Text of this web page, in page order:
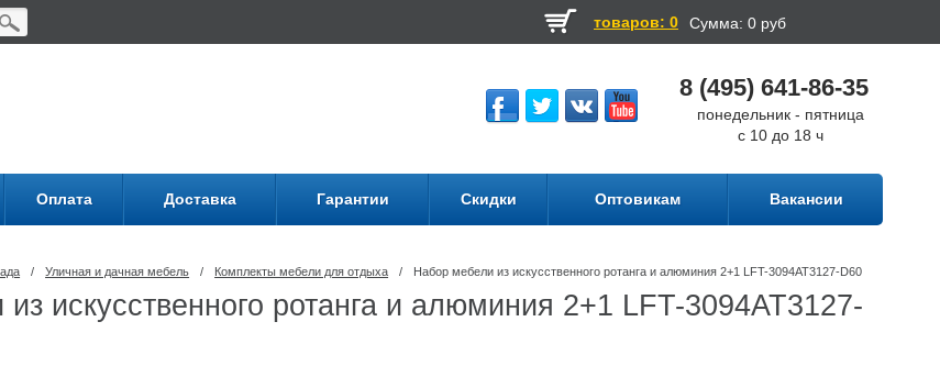
товаров: 0 Сумма: 0 руб
8 (495) 641-86-35
понедельник - пятница
с 10 до 18 ч
Оплата Доставка Гарантии Скидки Оптовикам Вакансии
/ Уличная и дачная мебель / Комплекты мебели для отдыха / Набор мебели из искусственного ротанга и алюминия 2+1 LFT-3094AT3127-D60
искусственного ротанга и алюминия 2+1 LFT-3094AT3127-